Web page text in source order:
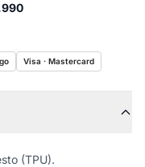
Visa · Mastercard
(TPU).